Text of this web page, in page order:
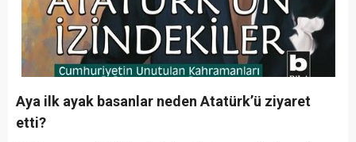
Aya ilk ayak basanlar neden Atatürk’ü ziyaret
etti?